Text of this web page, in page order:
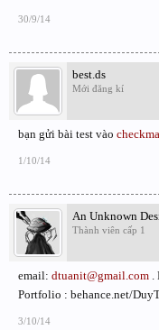
30/9/14
best.ds
Mới đăng kí
bạn gửi bài test vào
1/10/14
An Unknown
Thành viên cấp 1
email: dtuanit@gmail.com .
Portfolio : behance.net/
3/10/14